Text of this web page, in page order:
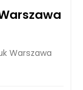
Warszawa